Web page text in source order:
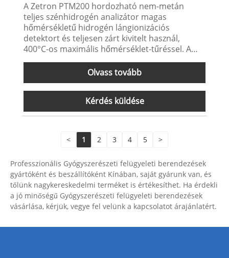
A Zetron PTM200 hordozható nem-metán
teljes szénhidrogén analizátor magas
hőmérsékletű hidrogén lángionizációs
detektort és teljesen zárt kivitelt használ,
400°C-os maximális hőmérséklet-tűréssel. A
hátsó, nem fűtött mintavevő szivattyú, a minta
áramlási útja teljes egészében fel van
melegítve, és nincsenek mozgó alkatrészei, ami
növelheti az élettartamot, és
megakadályozhatja a mintagáz összetevőinek
kondenzációját és adszorpcióját.
Olvass tovább
Kérdés küldése
< 1 2 3 4 5 >
Professzionális Gyógyszerészeti felügyeleti berendezések
gyártóként és beszállítóként Kínában, saját gyárunk van, és
tőlünk nagykereskedelmi terméket is értékesíthet. Ha érdekli
a jó minőségű Gyógyszerészeti felügyeleti berendezések
vásárlása, kérjük, vegye fel velünk a kapcsolatot árajánlatért.